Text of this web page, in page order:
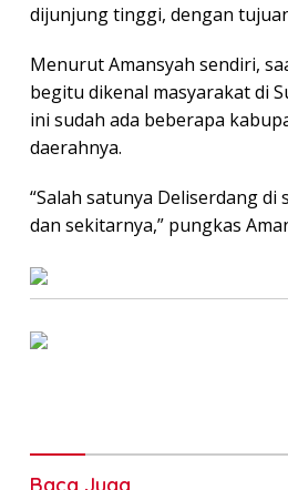
dijunjung tinggi, dengan
Menurut Amansyah sendiri,
begitu dikenal masyarakat di
ini sudah ada beberapa
daerahnya.
“Salah satunya Deliserdang
dan sekitarnya,” pungkas
Baca Juga